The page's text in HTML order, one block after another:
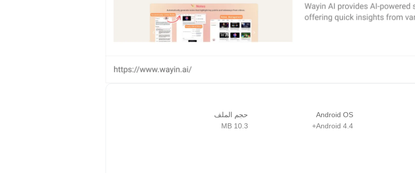
Android OS
Android 4.4+
حجم الملف
10.3 MB